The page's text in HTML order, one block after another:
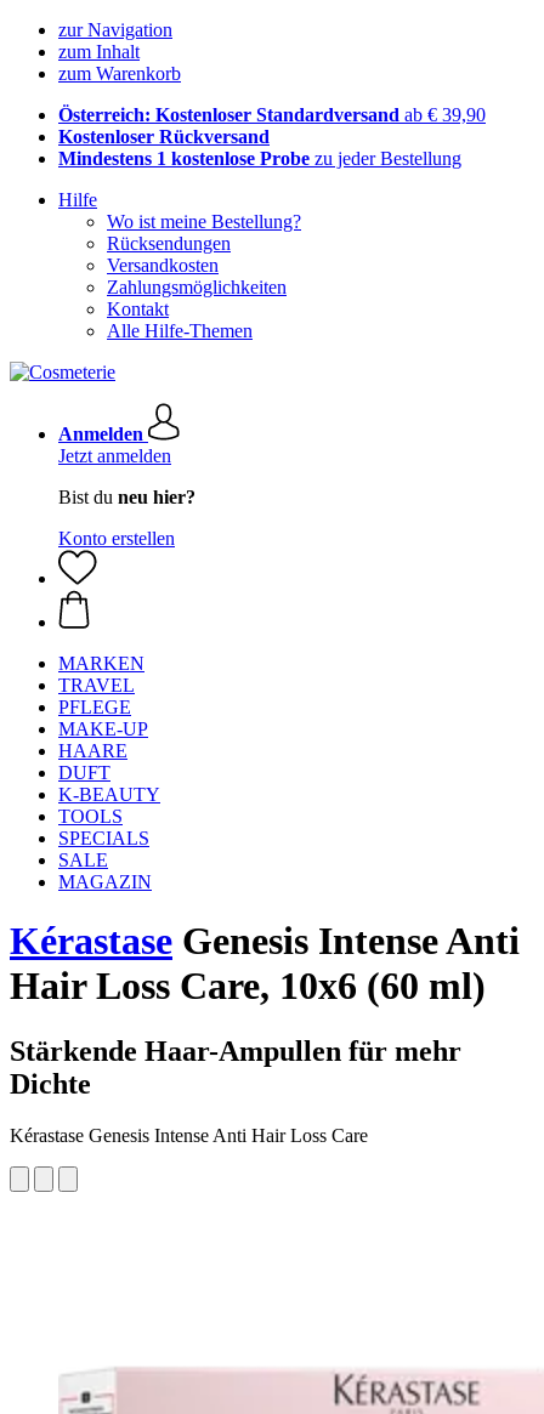
zur Navigation
zum Inhalt
zum Warenkorb
Österreich: Kostenloser Standardversand ab € 39,90
Kostenloser Rückversand
Mindestens 1 kostenlose Probe zu jeder Bestellung
Hilfe
Wo ist meine Bestellung?
Rücksendungen
Versandkosten
Zahlungsmöglichkeiten
Kontakt
Alle Hilfe-Themen
Anmelden
Jetzt anmelden
Bist du neu hier?
Konto erstellen
MARKEN
TRAVEL
PFLEGE
MAKE-UP
HAARE
DUFT
K-BEAUTY
TOOLS
SPECIALS
SALE
MAGAZIN
Kérastase Genesis Intense Anti
Hair Loss Care, 10x6 (60 ml)
Stärkende Haar-Ampullen für mehr
Dichte
Kérastase Genesis Intense Anti Hair Loss Care